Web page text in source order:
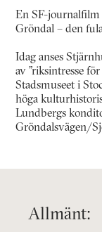
En SF-journalfilm
Gröndal – den
Idag anses
av ”riksintresse
Stadsmuseet i
höga
Lundbergs
Gröndalsvägen/
Allmänt: